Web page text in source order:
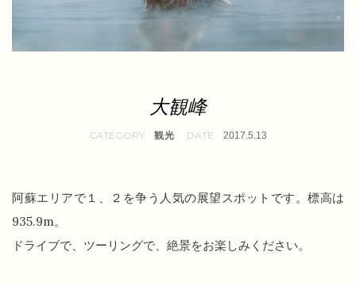
大観峰
観光 2017.5.13
阿蘇エリアで１、２を争う人気の展望スポットです。標高は
935.9m。
ドライブで、ツーリングで、絶景をお楽しみください。